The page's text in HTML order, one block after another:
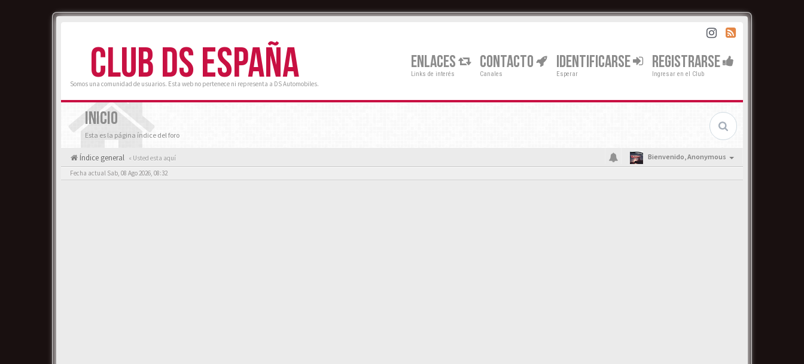
CLUB DS ESPAÑA
Somos una comunidad de usuarios. Esta web no pertenece ni representa a DS Automobiles.
ENLACES
Links de interés
CONTACTO
Canales
IDENTIFICARSE
Esperar
REGISTRARSE
Ingresar en el Club
INICIO
Esta es la página índice del foro
Índice general « Usted esta aquí Bienvenido,Anonymous
Fecha actual Sab, 08 Ago 2026, 08:32